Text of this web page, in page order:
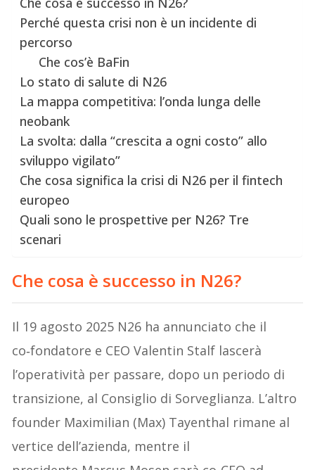
Perché questa crisi non è un incidente di
percorso
Che cos’è BaFin
Lo stato di salute di N26
La mappa competitiva: l’onda lunga delle
neobank
La svolta: dalla “crescita a ogni costo” allo
sviluppo vigilato”
Che cosa significa la crisi di N26 per il fintech
europeo
Quali sono le prospettive per N26? Tre
scenari
Che cosa è successo in N26?
Il 19 agosto 2025 N26 ha annunciato che il
co‑fondatore e CEO Valentin Stalf lascerà
l’operatività per passare, dopo un periodo di
transizione, al Consiglio di Sorveglianza. L’altro
founder Maximilian (Max) Tayenthal rimane al
vertice dell’azienda, mentre il